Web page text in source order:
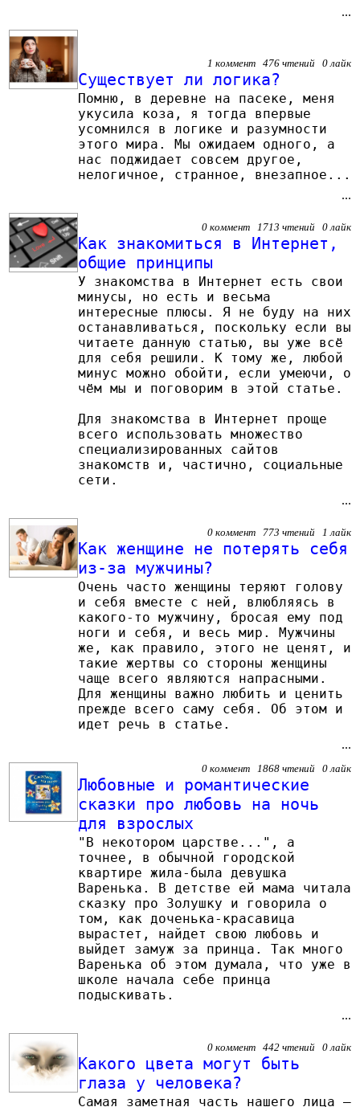
...
1 коммент 476 чтений 0 лайк
Существует ли логика?
Помню, в деревне на пасеке, меня
укусила коза, я тогда впервые
усомнился в логике и разумности
этого мира. Мы ожидаем одного, а
нас поджидает совсем другое,
нелогичное, странное, внезапное...
...
0 коммент 1713 чтений 0 лайк
Как знакомиться в Интернет,
общие принципы
У знакомства в Интернет есть свои
минусы, но есть и весьма
интересные плюсы. Я не буду на них
останавливаться, поскольку если вы
читаете данную статью, вы уже всё
для себя решили. К тому же, любой
минус можно обойти, если умеючи, о
чём мы и поговорим в этой статье.
Для знакомства в Интернет проще
всего использовать множество
специализированных сайтов
знакомств и, частично, социальные
сети.
...
0 коммент 773 чтений 1 лайк
Как женщине не потерять себя
из-за мужчины?
Очень часто женщины теряют голову
и себя вместе с ней, влюбляясь в
какого-то мужчину, бросая ему под
ноги и себя, и весь мир. Мужчины
же, как правило, этого не ценят, и
такие жертвы со стороны женщины
чаще всего являются напрасными.
Для женщины важно любить и ценить
прежде всего саму себя. Об этом и
идет речь в статье.
...
0 коммент 1868 чтений 0 лайк
Любовные и романтические
сказки про любовь на ночь
для взрослых
"В некотором царстве...", а
точнее, в обычной городской
квартире жила-была девушка
Варенька. В детстве ей мама читала
сказку про Золушку и говорила о
том, как доченька-красавица
вырастет, найдет свою любовь и
выйдет замуж за принца. Так много
Варенька об этом думала, что уже в
школе начала себе принца
подыскивать.
...
0 коммент 442 чтений 0 лайк
Какого цвета могут быть
глаза у человека?
Самая заметная часть нашего лица –